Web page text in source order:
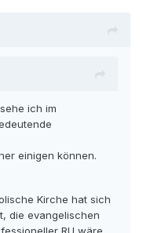
ich im
einigen können.
Kirche hat sich
die evangelischen